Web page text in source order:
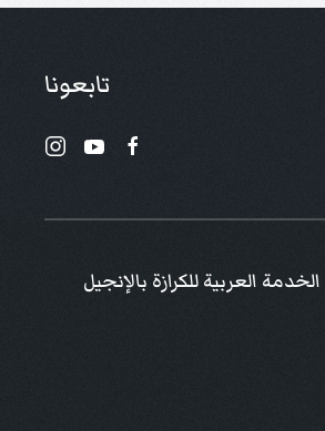
تابعونا
الخدمة العربية للكرازة بالإنجيل